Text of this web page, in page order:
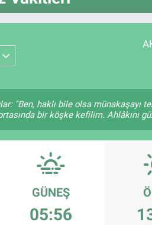
"Ben, haklı bile olsa
bir köşke kefilim. Ahlâkını
GÜNEŞ
05:56